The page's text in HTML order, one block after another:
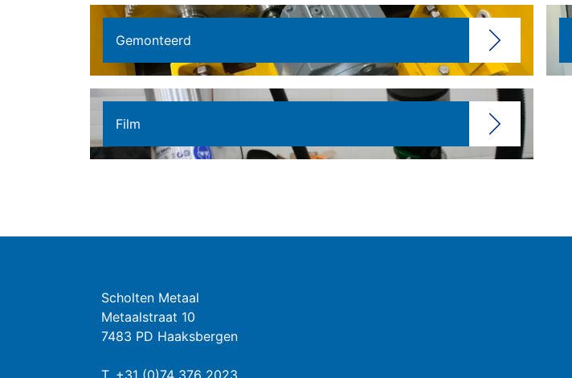
Gemonteerd
Film
Scholten Metaal
Metaalstraat 10
7483 PD Haaksbergen
T. +31 (0)74 376 2023